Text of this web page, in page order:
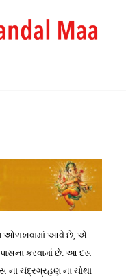
ઓળખવામાં આવે છે, એ
કરવામાં છે. આ દસ
ના ચંદ્રગ્રહણ ના ચોથા